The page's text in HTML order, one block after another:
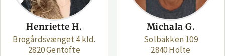
Henriette H.
Brogårdsvænget 4 kld.
2820 Gentofte
Michala G.
Solbakken 109
2840 Holte